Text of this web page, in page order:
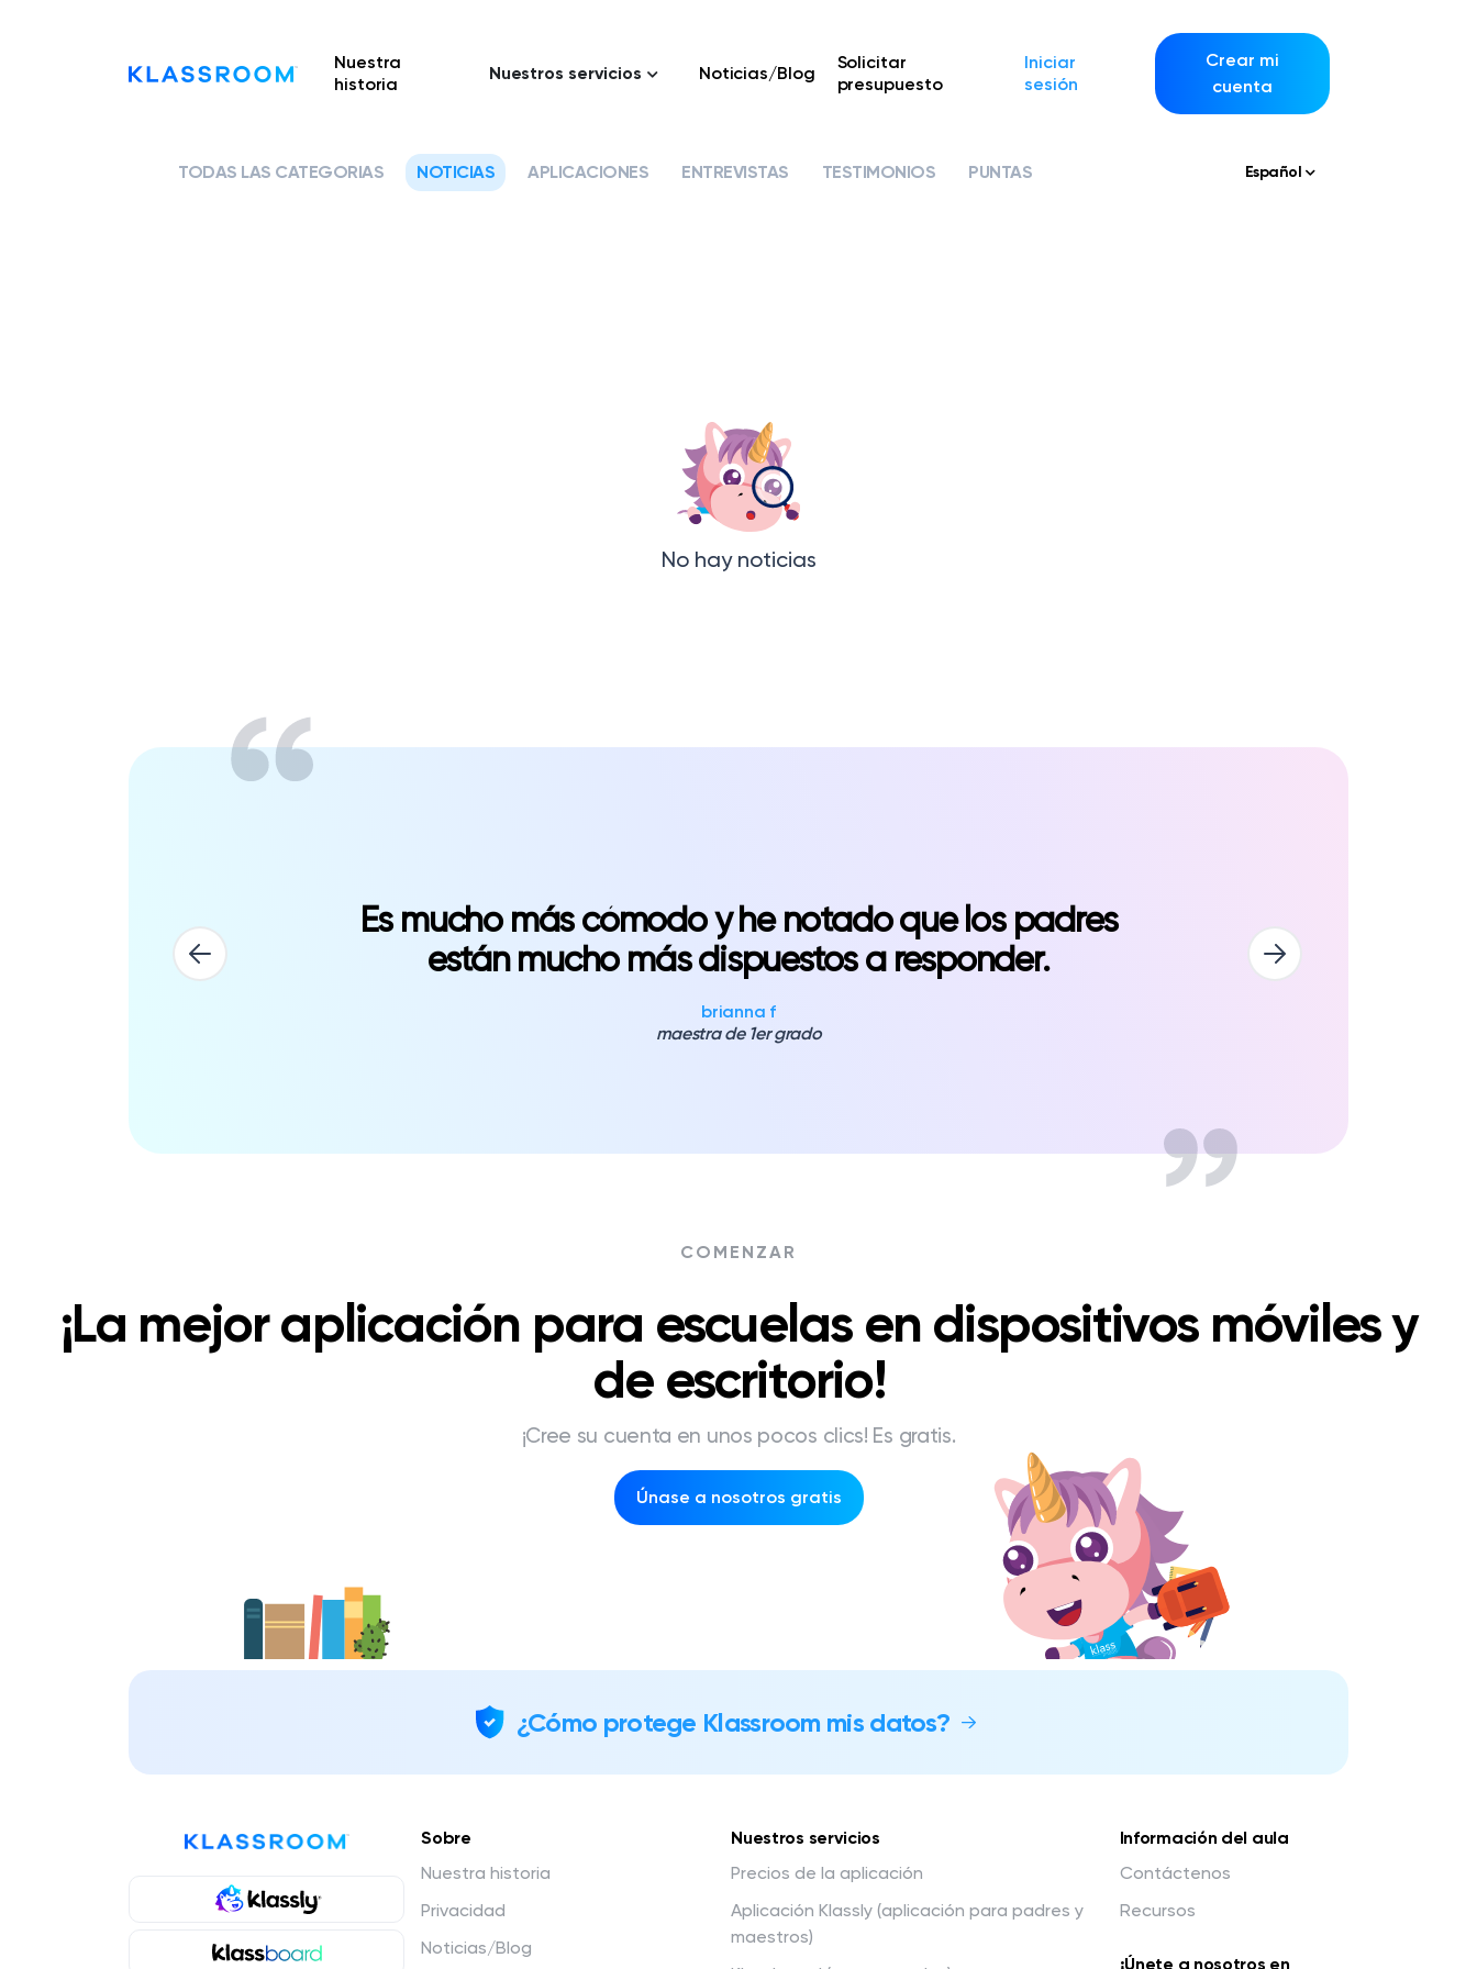
Nuestra
historia
Nuestros servicios Noticias/Blog
Solicitar
presupuesto
Iniciar
sesión
Crear mi
cuenta
TODAS LAS CATEGORIAS NOTICIAS APLICACIONES ENTREVISTAS TESTIMONIOS PUNTAS Español
No hay noticias
Es mucho más cómodo y he notado que los padres
están mucho más dispuestos a responder.
brianna f
maestra de 1er grado
COMENZAR
¡La mejor aplicación para escuelas en dispositivos móviles y
de escritorio!
¡Cree su cuenta en unos pocos clics! Es gratis.
Únase a nosotros gratis
¿Cómo protege Klassroom mis datos?
Sobre
Nuestra historia
Privacidad
Noticias/Blog
Nuestros servicios
Precios de la aplicación
Aplicación Klassly (aplicación para padres y
maestros)
Información del aula
Contáctenos
Recursos
¡Únete a nosotros en